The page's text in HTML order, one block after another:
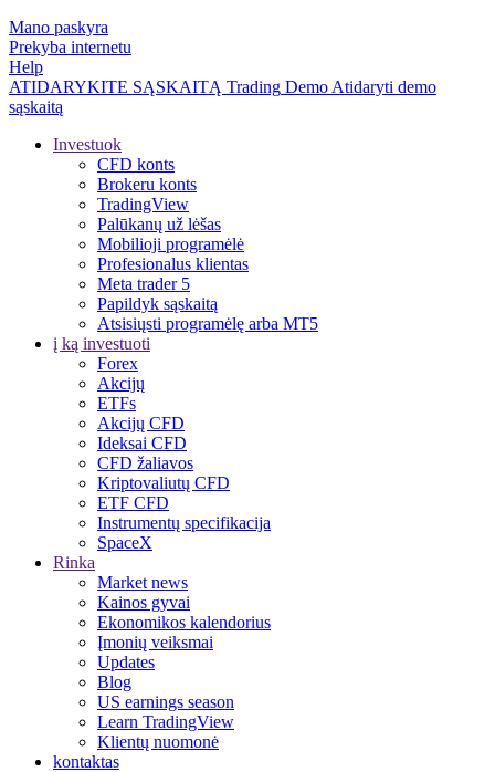
Mano paskyra
Prekyba internetu
Help
ATIDARYKITE SĄSKAITĄ Trading Demo Atidaryti demo
sąskaitą
Investuok
CFD konts
Brokeru konts
TradingView
Palūkanų už lėšas
Mobilioji programėlė
Profesionalus klientas
Meta trader 5
Papildyk sąskaitą
Atsisiųsti programėlę arba MT5
į ką investuoti
Forex
Akcijų
ETFs
Akcijų CFD
Ideksai CFD
CFD žaliavos
Kriptovaliutų CFD
ETF CFD
Instrumentų specifikacija
SpaceX
Rinka
Market news
Kainos gyvai
Ekonomikos kalendorius
Įmonių veiksmai
Updates
Blog
US earnings season
Learn TradingView
Klientų nuomonė
kontaktas